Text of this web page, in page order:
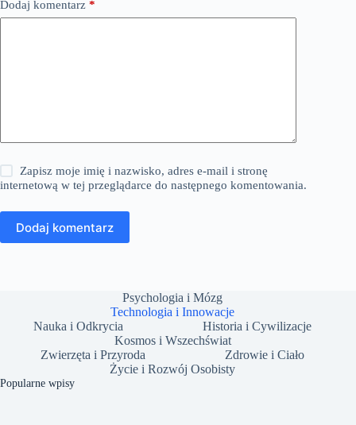
Dodaj komentarz *
Zapisz moje imię i nazwisko, adres e-mail i stronę
internetową w tej przeglądarce do następnego komentowania.
Dodaj komentarz
Psychologia i Mózg
Technologia i Innowacje
Nauka i Odkrycia
Historia i Cywilizacje
Kosmos i Wszechświat
Zwierzęta i Przyroda
Zdrowie i Ciało
Życie i Rozwój Osobisty
Popularne wpisy